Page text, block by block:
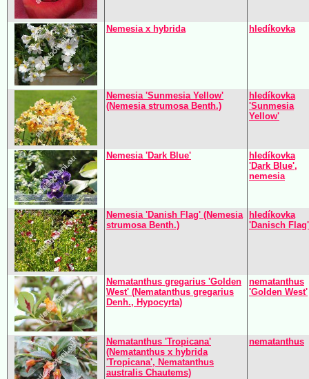
Nemesia x hybrida hledíkovka
Nemesia 'Sunmesia Yellow'
(Nemesia strumosa Benth.)
hledíkovka
'Sunmesia
Yellow'
Nemesia 'Dark Blue'
hledíkovka
'Dark Blue',
nemesia
Nemesia 'Danish Flag' (Nemesia
strumosa Benth.)
hledíkovka
'Danisch Flag'
Nematanthus gregarius 'Golden
West' (Nematanthus gregarius
Denh., Hypocyrta)
nematanthus
'Golden West'
Nematanthus 'Tropicana'
(Nematanthus x hybrida
'Tropicana', Nematanthus
australis Chautems)
nematanthus